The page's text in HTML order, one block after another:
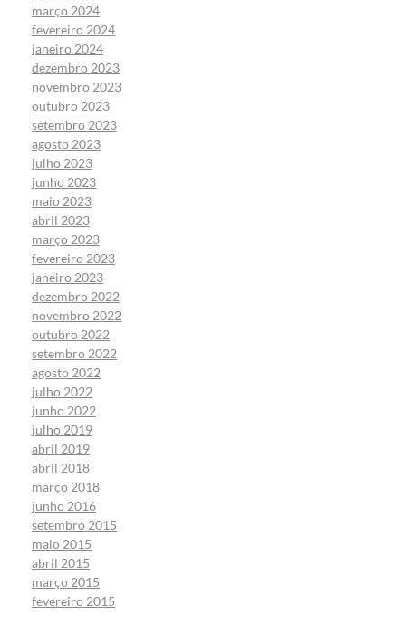
março 2024
fevereiro 2024
janeiro 2024
dezembro 2023
novembro 2023
outubro 2023
setembro 2023
agosto 2023
julho 2023
junho 2023
maio 2023
abril 2023
março 2023
fevereiro 2023
janeiro 2023
dezembro 2022
novembro 2022
outubro 2022
setembro 2022
agosto 2022
julho 2022
junho 2022
julho 2019
abril 2019
abril 2018
março 2018
junho 2016
setembro 2015
maio 2015
abril 2015
março 2015
fevereiro 2015